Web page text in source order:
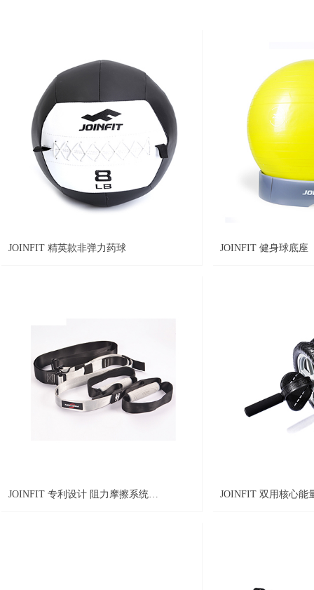
JOINFIT 精英款非弹力药球 JOINFIT 健身球底座
JOINFIT 专利设计 阻力摩擦系统
JOINFIT 双用核心能